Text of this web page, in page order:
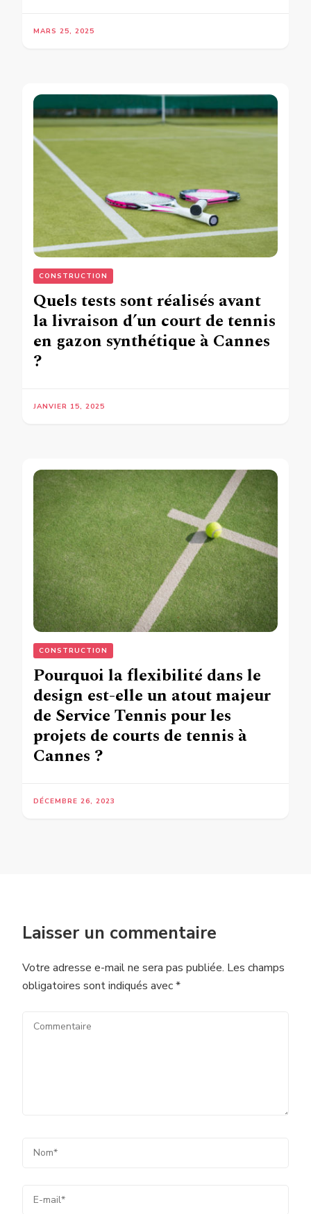
MARS 25, 2025
CONSTRUCTION
Quels tests sont réalisés avant
la livraison d’un court de tennis
en gazon synthétique à Cannes
?
JANVIER 15, 2025
CONSTRUCTION
Pourquoi la flexibilité dans le
design est-elle un atout majeur
de Service Tennis pour les
projets de courts de tennis à
Cannes ?
DÉCEMBRE 26, 2023
Laisser un commentaire
Votre adresse e-mail ne sera pas publiée. Les champs
obligatoires sont indiqués avec*